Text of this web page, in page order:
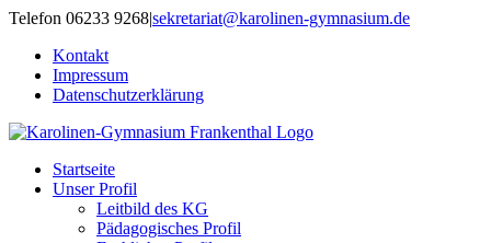
Zum
springen
Telefon 06233 9268|sekretariat@karolinen-gymnasium.de
Kontakt
Impressum
Datenschutzerklärung
Startseite
Unser Profil
Leitbild des KG
Pädagogisches Profil